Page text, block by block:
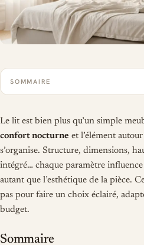
SOMMAIRE
Le lit est bien plus qu’un simple
confort nocturne et l’élément
s’organise. Structure, dimensions,
intégré… chaque paramètre
autant que l’esthétique de la pièce.
pas pour faire un choix éclairé,
budget.
Sommaire